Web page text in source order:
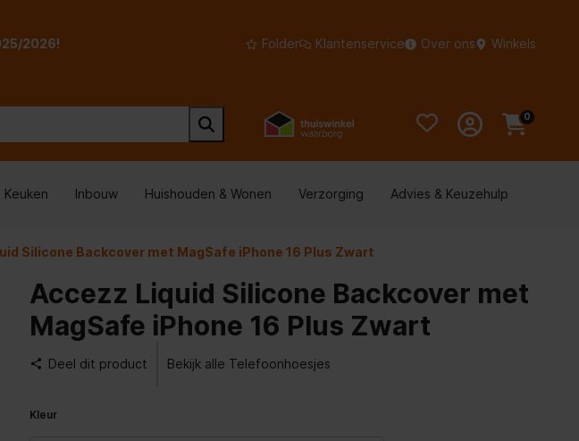
2026! Folder Klantenservice Over ons Winkels
0
Keuken Inbouw Huishouden & Wonen Verzorging Advies & Keuzehulp
Silicone Backcover met MagSafe iPhone 16 Plus Zwart
Accezz Liquid Silicone Backcover met
MagSafe iPhone 16 Plus Zwart
Deel dit product Bekijk alle Telefoonhoesjes
Kleur